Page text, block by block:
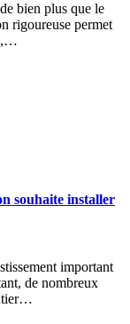
bien plus que le
rigoureuse permet
souhaite installer
important
de nombreux